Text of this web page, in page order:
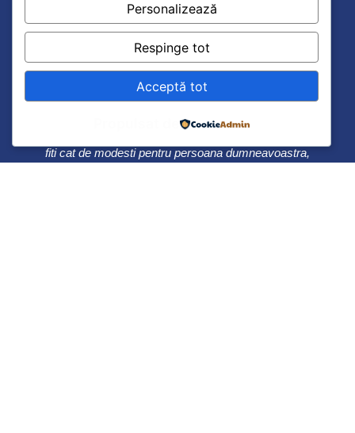
„Sunteti, domnilor, reprezentantii unui popor care
este mandru si poate fi mandru de trecutul sau, si
care trebuie sa aiba mare incredere in viitorul sau.
fiti cat de modesti pentru persoana dumneavoastra,
Personalizează
Respinge tot
Acceptă tot